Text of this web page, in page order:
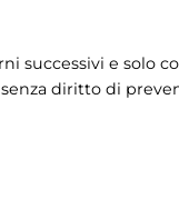
successivi e solo
diritto di